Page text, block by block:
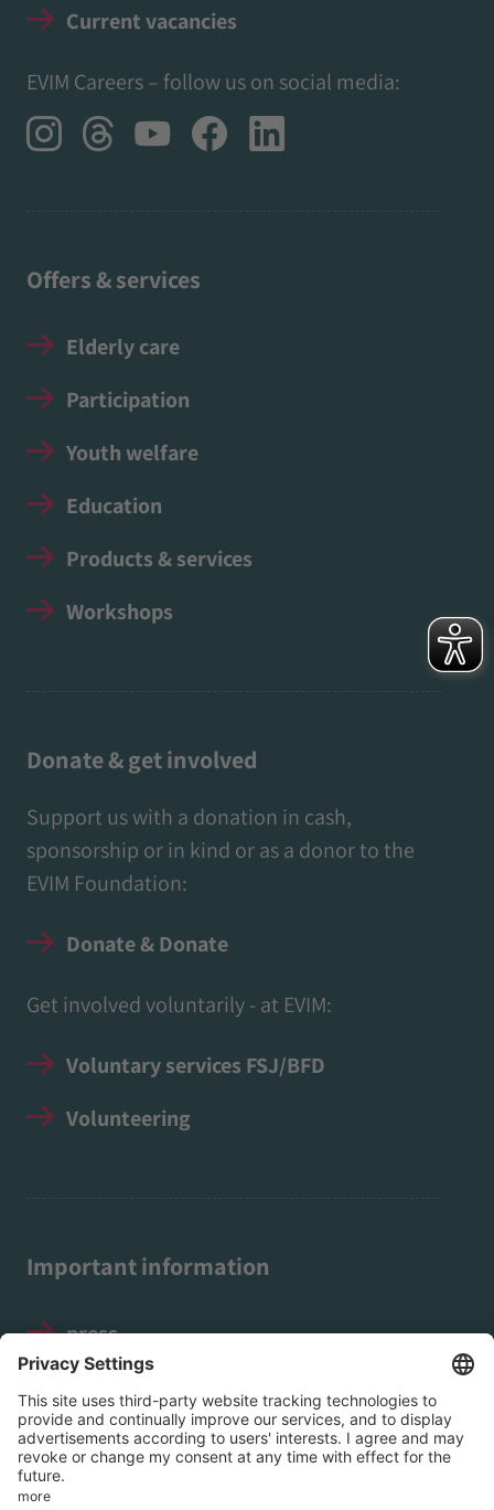
Current vacancies
EVIM Careers – follow us on social media:
Offers & services
Elderly care
Participation
Youth welfare
Education
Products & services
Workshops
Donate & get involved
Support us with a donation in cash,
sponsorship or in kind or as a donor to the
EVIM Foundation:
Donate & Donate
Get involved voluntarily - at EVIM:
Voluntary services FSJ/BFD
Volunteering
Important information
press
Data protection